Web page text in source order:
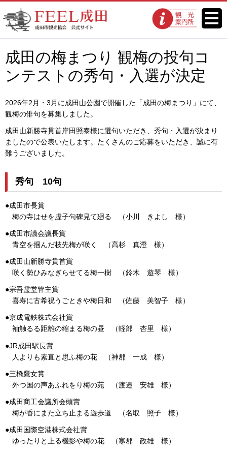
FEEL成田 成田市観光協会 公式
サイト
観光案内所
メニ
ュー
成田の梅まつり 観梅の投句コ
ンテストの秀句・入選が決定
2026年2月・3月に成田山公園で開催した「成田の梅まつり」にて、
観梅の俳句を募集しました。
成田山新勝寺貫首岸田照泰様に選句いただき、秀句・入選が決まり
ましたので公表いたします。たくさんのご応募をいただき、誠に有
難うございました。
秀句 10句
●成田市長賞
梅の寺はせを虚子句碑見て廻る （小川 きよし 様）
●成田市議会議長賞
青空を掴んだ枝先梅が咲く （高杉 真澄 様）
●成田山新勝寺貫首賞
咲く勢ひみなぎらせてる梅一樹 （鈴木 遊琴 様）
●宗吾霊堂管主賞
喜寿に古希祝うごときや梅日和 （佐藤 美智子 様）
●京成電鉄株式会社賞
袖触るる距離の縮まる梅の昼 （軽部 杏里 様）
●JR成田駅長賞
人よりも素直と思ふ梅の花 （神郡 一成 様）
●三橋鷹女賞
外つ国の声あふれをり梅の苑 （渡邉 安雄 様）
●成田商工会議所会頭賞
梅が香にまた立ち止まる遊歩道 （名取 照子 様）
●成田国際空港株式会社賞
ゆったりと上る機影や梅の花 （寒郡 政雄 様）